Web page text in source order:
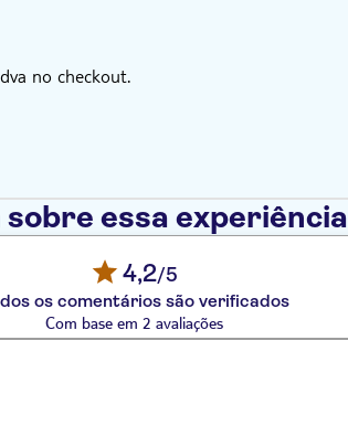
no checkout.
sobre essa experiência
4,2/5
os comentários são verificados
Com base em 2 avaliações